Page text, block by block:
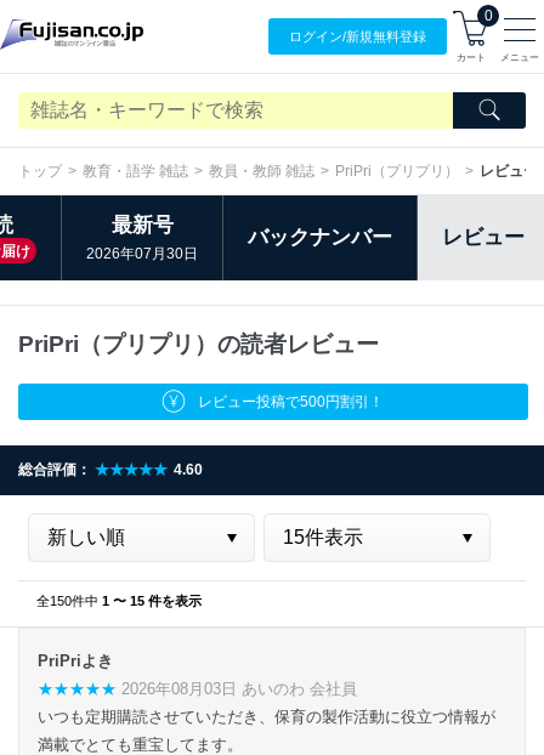
ログイン/新規無料登録
0
カート メニュー
トップ 教育・語学 雑誌 教員・教師 雑誌 PriPri（プリプリ） レビュー
け
最新号
2026年07月30日
バックナンバー レビュー
PriPri（プリプリ）の読者レビュー
レビュー投稿で500円割引！
総合評価： ★★★★★ 4.60
全150件中 1 〜 15 件を表示
PriPriよき
★★★★★ 2026年08月03日 あいのわ 会社員
いつも定期購読させていただき、保育の製作活動に役立つ情報が
満載でとても重宝してます。